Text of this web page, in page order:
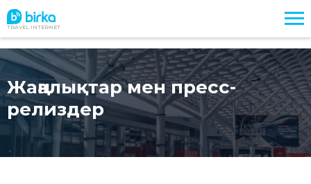
TRAVEL INTERNET
Жаңалықтар мен пресс-
релиздер